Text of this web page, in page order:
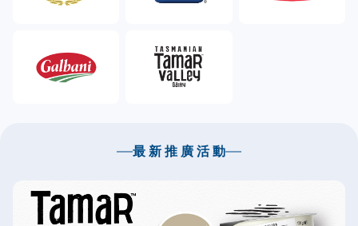
最 新 推 廣 活 動